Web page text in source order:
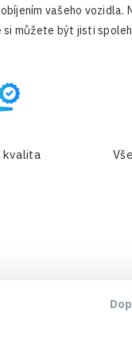
vašeho
si můžete být jisti
kvalita